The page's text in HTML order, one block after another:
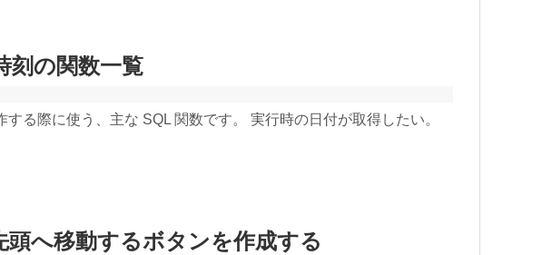
刻の関数一覧
る際に使う、主な SQL 関数です。 実行時の日付が取得したい。
へ移動するボタンを作成する